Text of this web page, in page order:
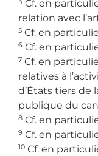
Cf. en
relation avec
5 Cf. en
6 Cf. en
7 Cf. en
relatives à
d’États tiers de
publique du
8 Cf. en
9 Cf. en
10 Cf. en